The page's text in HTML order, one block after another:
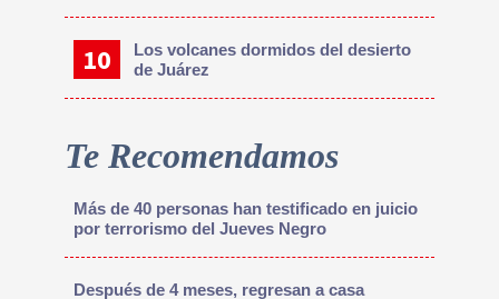
Los volcanes dormidos del desierto
de Juárez
Te Recomendamos
Más de 40 personas han testificado en juicio
por terrorismo del Jueves Negro
Después de 4 meses, regresan a casa